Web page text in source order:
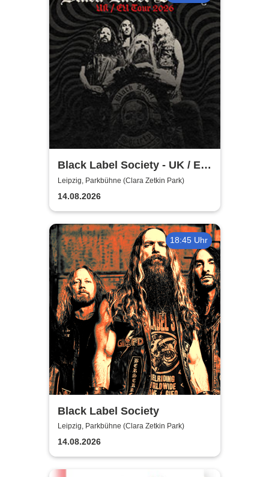
Black Label Society - UK / EU
TOUR 2026
Leipzig, Parkbühne (Clara Zetkin Park)
14.08.2026
18:45 Uhr
Black Label Society
Leipzig, Parkbühne (Clara Zetkin Park)
14.08.2026